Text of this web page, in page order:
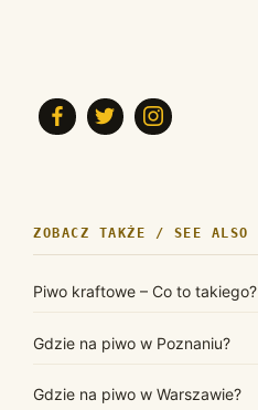
ZOBACZ TAKŻE / SEE ALSO
Piwo kraftowe – Co to takiego?
Gdzie na piwo w Poznaniu?
Gdzie na piwo w Warszawie?